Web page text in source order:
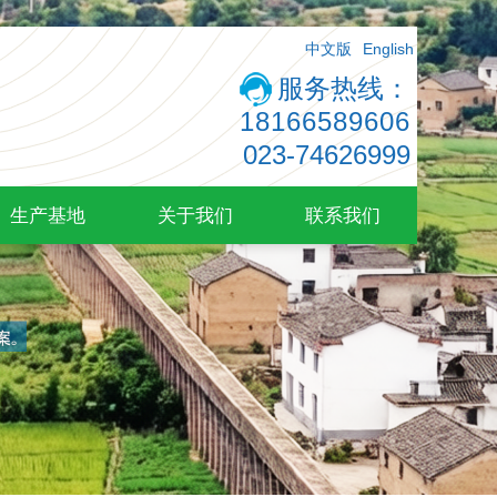
中文版 English
服务热线：
18166589606
023-74626999
生产基地 关于我们 联系我们